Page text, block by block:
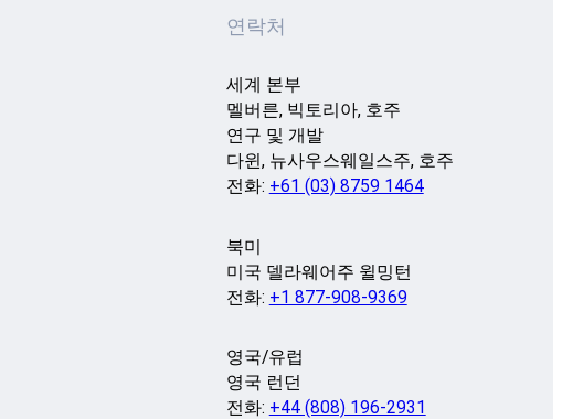
연락처
세계 본부
멜버른, 빅토리아, 호주
연구 및 개발
다윈, 뉴사우스웨일스주, 호주
전화: +61 (03) 8759 1464
북미
미국 델라웨어주 윌밍턴
전화: +1 877-908-9369
영국/유럽
영국 런던
전화: +44 (808) 196-2931